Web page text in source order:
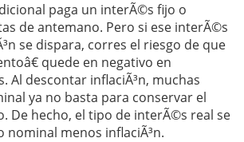
paga un interÃ©s fijo o
de antemano. Pero si ese interÃ©s
se dispara, corres el riesgo de que
quede en negativo en
Al descontar inflaciÃ³n, muchas
ya no basta para conservar el
De hecho, el tipo de interÃ©s real se
nominal menos inflaciÃ³n.